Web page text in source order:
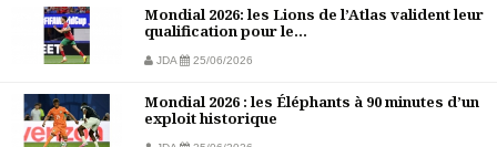
Mondial 2026: les Lions de l’Atlas valident leur
qualification pour le...
JDA 25/06/2026
Mondial 2026 : les Éléphants à 90 minutes d’un
exploit historique